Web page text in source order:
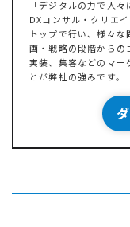
「デジタルの力で人
DXコンサル・クリエ
トップで行い、様々
画・戦略の段階からの
実装、集客などのマー
とが弊社の強みです。